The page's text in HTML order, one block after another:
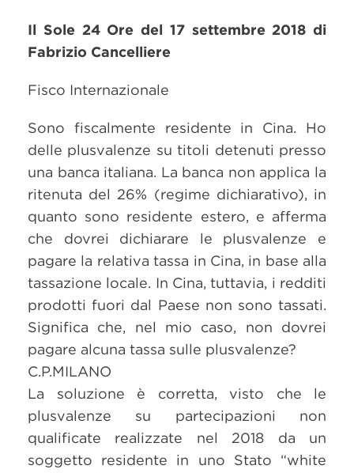
Il Sole 24 Ore del 17 settembre 2018 di
Fabrizio Cancelliere
Fisco Internazionale
Sono fiscalmente residente in Cina. Ho
delle plusvalenze su titoli detenuti presso
una banca italiana. La banca non applica la
ritenuta del 26% (regime dichiarativo), in
quanto sono residente estero, e afferma
che dovrei dichiarare le plusvalenze e
pagare la relativa tassa in Cina, in base alla
tassazione locale. In Cina, tuttavia, i redditi
prodotti fuori dal Paese non sono tassati.
Significa che, nel mio caso, non dovrei
pagare alcuna tassa sulle plusvalenze?
C.P.MILANO
La soluzione è corretta, visto che le
plusvalenze su partecipazioni non
qualificate realizzate nel 2018 da un
soggetto residente in uno Stato “white